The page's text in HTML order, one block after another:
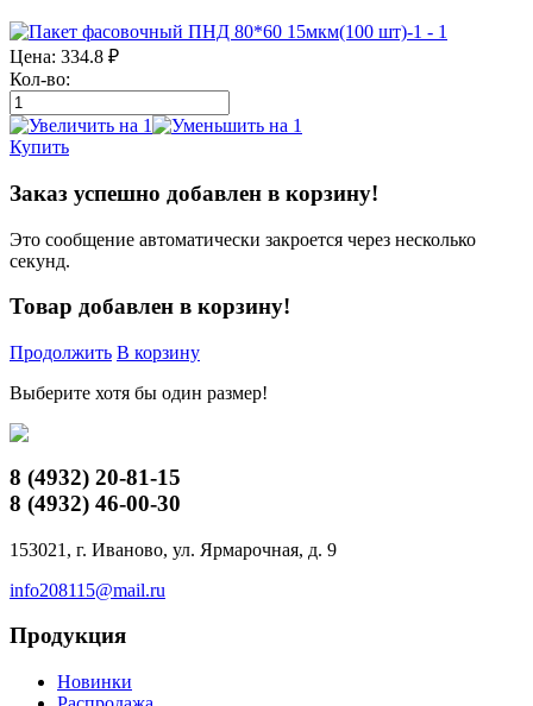
Цена: 334.8 ₽
Кол-во:
Купить
Заказ успешно добавлен в корзину!
Это сообщение автоматически закроется через несколько
секунд.
Товар добавлен в корзину!
Продолжить В корзину
Выберите хотя бы один размер!
8 (4932) 20-81-15
8 (4932) 46-00-30
153021, г. Иваново, ул. Ярмарочная, д. 9
info208115@mail.ru
Продукция
Новинки